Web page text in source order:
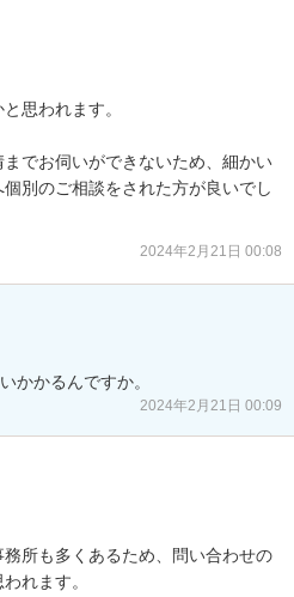
思われます。
でお伺いができないため、細かい
別のご相談をされた方が良いでし
2024年2月21日 00:08
かかるんですか。
2024年2月21日 00:09
所も多くあるため、問い合わせの
れます。